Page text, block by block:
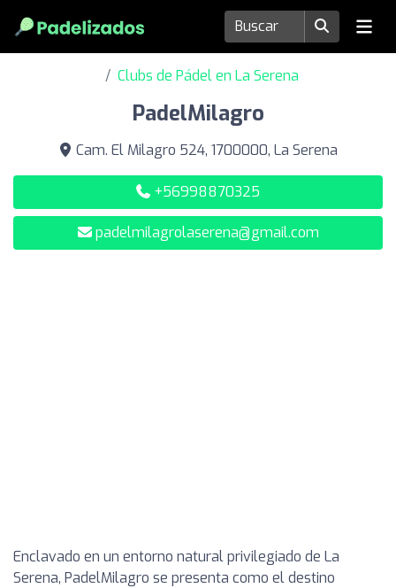
Clubs de Pádel en La Serena
PadelMilagro
Cam. El Milagro 524, 1700000, La Serena
+56998870325
padelmilagrolaserena@gmail.com
Enclavado en un entorno natural privilegiado de La
Serena, PadelMilagro se presenta como el destino